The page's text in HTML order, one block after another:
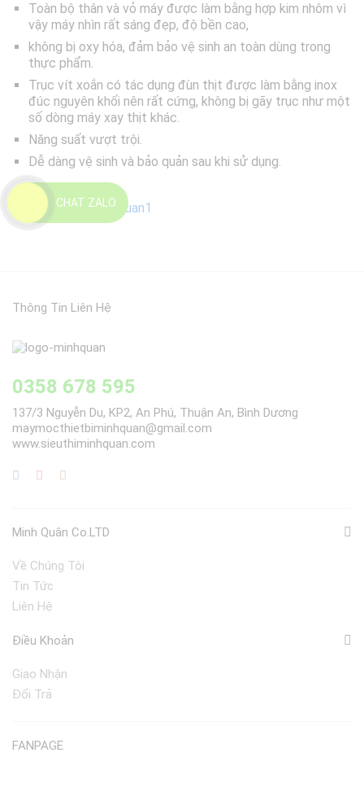
Toàn bộ thân và vỏ máy được làm bằng hợp kim nhôm vì
vậy máy nhìn rất sáng đẹp, độ bền cao,
không bị oxy hóa, đảm bảo vệ sinh an toàn dùng trong
thực phẩm.
Trục vít xoắn có tác dụng đùn thịt được làm bằng inox
đúc nguyên khối nên rất cứng, không bị gãy trục như một
số dòng máy xay thịt khác.
Năng suất vượt trội.
Dễ dàng vệ sinh và bảo quản sau khi sử dụng.
CHAT ZALO
Thông Tin Liên Hệ
0358 678 595
137/3 Nguyễn Du, KP2, An Phú, Thuận An, Bình Dương
maymocthietbiminhquan@gmail.com
www.sieuthiminhquan.com
Minh Quân Co.LTD
Về Chúng Tôi
Tin Tức
Liên Hệ
Điều Khoản
Giao Nhận
Đổi Trả
FANPAGE